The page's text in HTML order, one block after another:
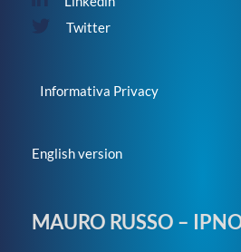
Twitter
Informativa Privacy
English version
MAURO RUSSO –